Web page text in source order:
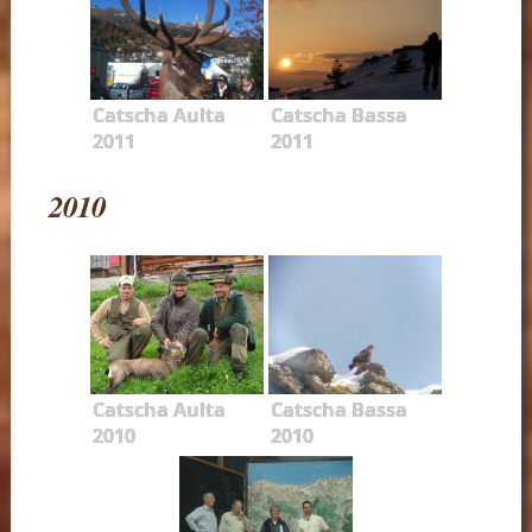
Catscha Aulta
2011
Catscha Bassa
2011
2010
Catscha Aulta
2010
Catscha Bassa
2010